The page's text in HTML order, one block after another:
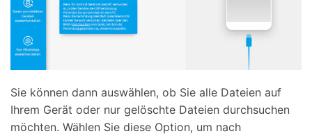
Sie können dann auswählen, ob Sie alle Dateien auf
Ihrem Gerät oder nur gelöschte Dateien durchsuchen
möchten. Wählen Sie diese Option, um nach